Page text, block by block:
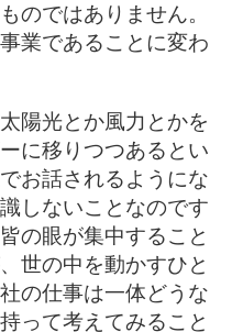
のではありません。
業であることに変わ
陽光とか風力とかを
に移りつつあるとい
お話されるようにな
しないことなのです
の眼が集中すること
世の中を動かすひと
の仕事は一体どうな
って考えてみること